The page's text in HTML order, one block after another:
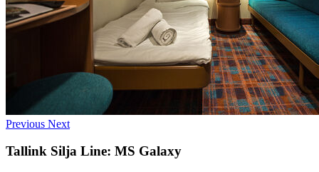
Previous Next
Tallink Silja Line: MS Galaxy